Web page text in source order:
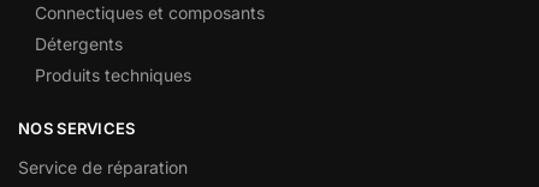
Connectiques et composants
Détergents
Produits techniques
NOS SERVICES
Service de réparation